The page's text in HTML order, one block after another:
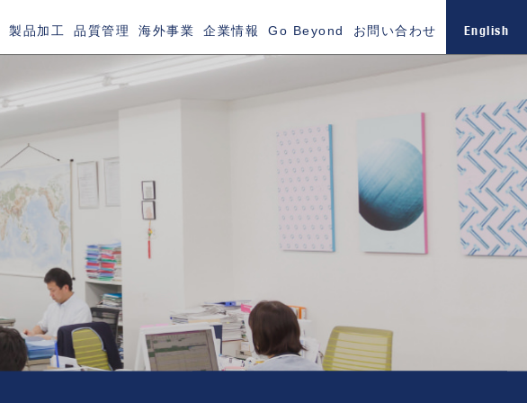
製品加工 品質管理 海外事業 企業情報 Go Beyond お問い合わせ English